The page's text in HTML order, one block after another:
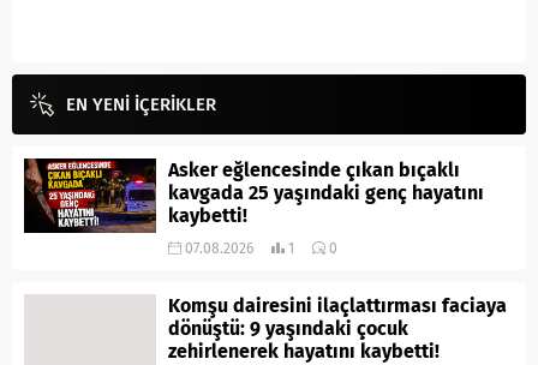
EN YENİ İÇERİKLER
Asker eğlencesinde çıkan bıçaklı
kavgada 25 yaşındaki genç hayatını
kaybetti!
07.08.2026 1 0
Komşu dairesini ilaçlattırması faciaya
dönüştü: 9 yaşındaki çocuk
zehirlenerek hayatını kaybetti!